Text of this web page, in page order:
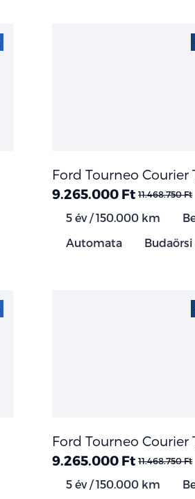
Ford Tourneo Courier
9.265.000 Ft 11.468.750 Ft
5 év / 150.000 km
Automata
Ford Tourneo Courier
9.265.000 Ft 11.468.750 Ft
5 év / 150.000 km